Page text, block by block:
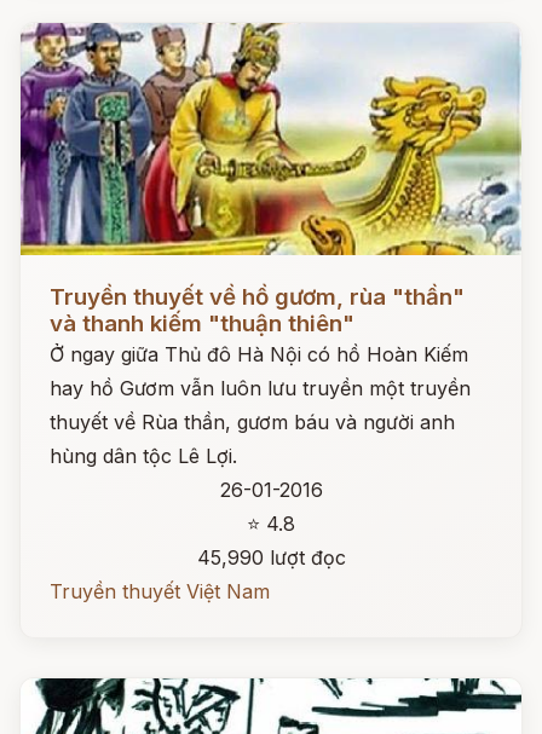
Đọc ngay
Truyền thuyết về hồ gươm, rùa "thần"
và thanh kiếm "thuận thiên"
Ở ngay giữa Thủ đô Hà Nội có hồ Hoàn Kiếm
hay hồ Gươm vẫn luôn lưu truyền một truyền
thuyết về Rùa thần, gươm báu và người anh
hùng dân tộc Lê Lợi.
26-01-2016
⭐ 4.8
45,990 lượt đọc
Truyền thuyết Việt Nam